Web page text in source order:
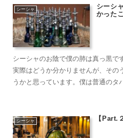
て何かあるのか、……
シーシャ
シーシ
かった
シーシャのお陰で僕の肺は真っ黒で
実際はどうか分かりませんが、その
うかと思っています。僕は普通のタ
るフレーバーは水……
シーシャ
【Part.